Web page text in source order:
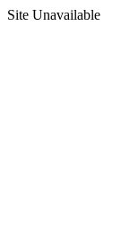
Site Unavailable